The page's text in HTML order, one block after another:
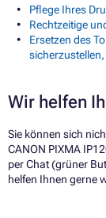
Pflege Ihres
Rechtzeitige
Ersetzen des
Wir helfen
Sie können sich
CANON PIXMA
per Chat (grüner
helfen Ihnen gerne